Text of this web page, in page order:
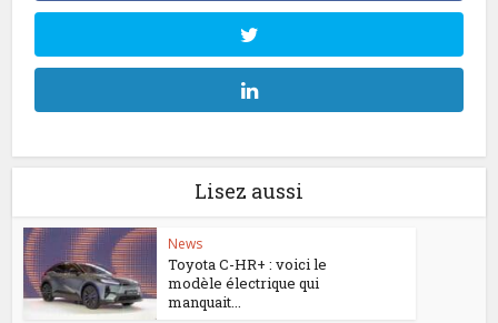
Lisez aussi
News
Toyota C-HR+ : voici le
modèle électrique qui
manquait...